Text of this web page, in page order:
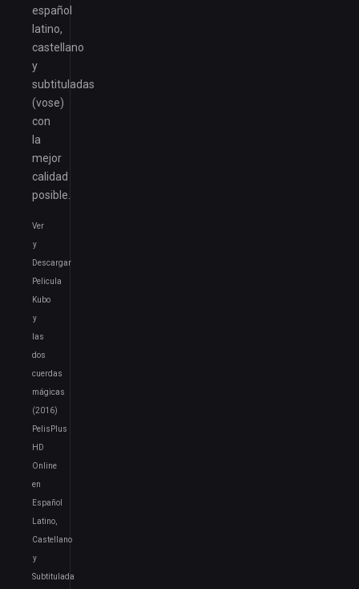
español
latino,
castellano
y
subtituladas
(vose)
con
la
mejor
calidad
posible.
Ver
y
Descargar
Pelicula
Kubo
y
las
dos
cuerdas
mágicas
(2016)
PelisPlus
HD
Online
en
Español
Latino,
Castellano
y
Subtitulada